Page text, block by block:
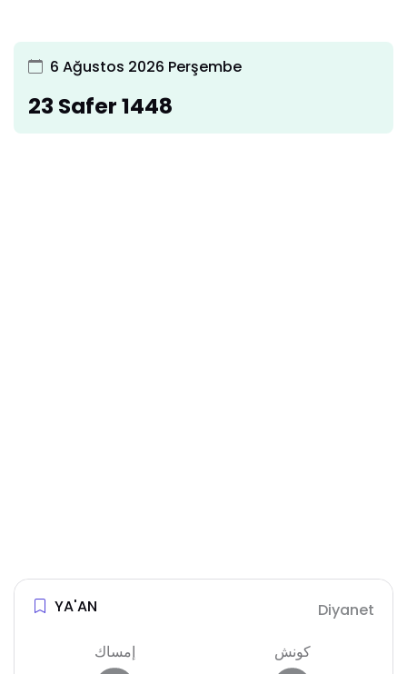
6 Ağustos 2026 Perşembe
23 Safer 1448
YA'AN Diyanet
إمساك كونش